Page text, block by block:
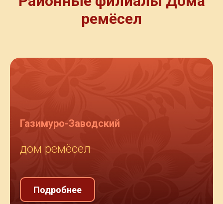
ремёсел
Газимуро-Заводский
дом ремёсел
Подробнее